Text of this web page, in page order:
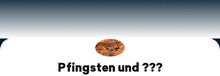
Flyover video
Explore
SupportPfingsten und ???